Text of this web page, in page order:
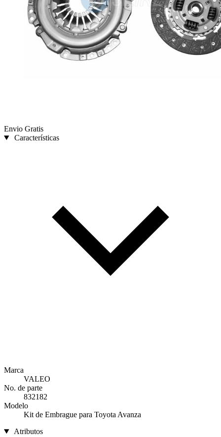
Envio Gratis
Características
Marca
VALEO
No. de parte
832182
Modelo
Kit de Embrague para Toyota Avanza
Atributos